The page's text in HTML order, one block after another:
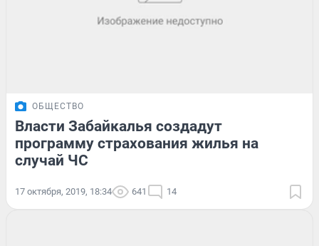
ОБЩЕСТВО
Власти Забайкалья создадут
программу страхования жилья на
случай ЧС
17 октября, 2019, 18:34 641 14